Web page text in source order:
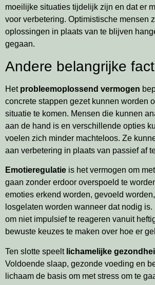
moeilijke situaties tijdelijk zijn en dat er
voor verbetering. Optimistische mensen
oplossingen in plaats van te blijven
gegaan.
Andere belangrijke
Het probleemoplossend vermogen
concrete stappen gezet kunnen worden
situatie te komen. Mensen die kunnen
aan de hand is en verschillende opties
voelen zich minder machteloos. Ze
aan verbetering in plaats van passief af
Emotieregulatie is het vermogen om
gaan zonder erdoor overspoeld te
emoties erkend worden, gevoeld
losgelaten worden wanneer dat nodig is.
om niet impulsief te reageren vanuit
bewuste keuzes te maken over hoe er
Ten slotte speelt lichamelijke
Voldoende slaap, gezonde voeding en
lichaam de basis om met stress om te